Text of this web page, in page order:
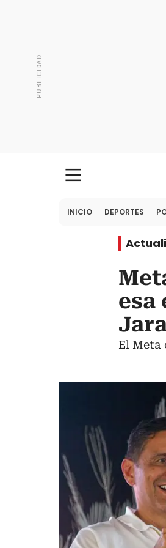
INICIO DEPORTES
esa
El Meta